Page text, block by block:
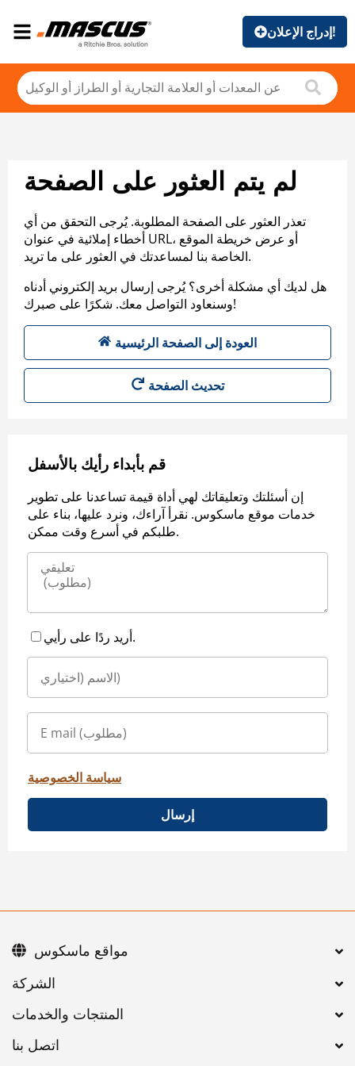
إدراج الإعلان!
لم يتم العثور على الصفحة
تعذر العثور على الصفحة المطلوبة. يُرجى التحقق من أي
أخطاء إملائية في عنوان URL، أو عرض خريطة الموقع
الخاصة بنا لمساعدتك في العثور على ما تريد.
هل لديك أي مشكلة أخرى؟ يُرجى إرسال بريد إلكتروني أدناه
وسنعاود التواصل معك. شكرًا على صبرك!
العودة إلى الصفحة الرئيسية
تحديث الصفحة
قم بأبداء رأيك بالأسفل
إن أسئلتك وتعليقاتك لهي أداة قيمة تساعدنا على تطوير
خدمات موقع ماسكوس. نقرأ آراءك، ونرد عليها، بناء على
طلبكم في أسرع وقت ممكن.
أريد ردًا على رأيي.
سياسة الخصوصية
إرسال
اتصل بنا
مواقع ماسكوس